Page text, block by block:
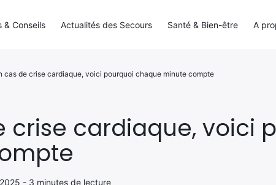
crise cardiaque, voici
- 3 minutes de lecture
cas de crise cardiaque, voici pourquoi chaque minute compte
& Conseils Actualités des Secours Santé & Bien-être A